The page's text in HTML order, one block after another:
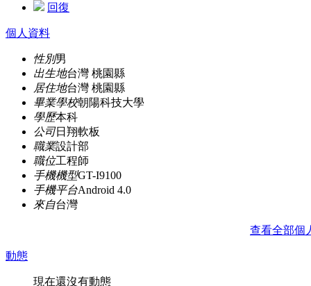
回復
個人資料
性別男
出生地台灣 桃園縣
居住地台灣 桃園縣
畢業學校朝陽科技大學
學歷本科
公司日翔軟板
職業設計部
職位工程師
手機機型GT-I9100
手機平台Android 4.0
來自台灣
查看全部個
動態
現在還沒有動態